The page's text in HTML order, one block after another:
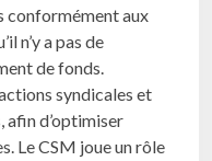
conformément aux
n’y a pas de
de fonds.
syndicales et
afin d’optimiser
Le CSM joue un rôle